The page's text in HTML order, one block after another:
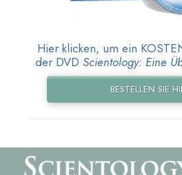
Hier klicken, um ein
der DVD Scientology: Eine
BESTELLEN SIE